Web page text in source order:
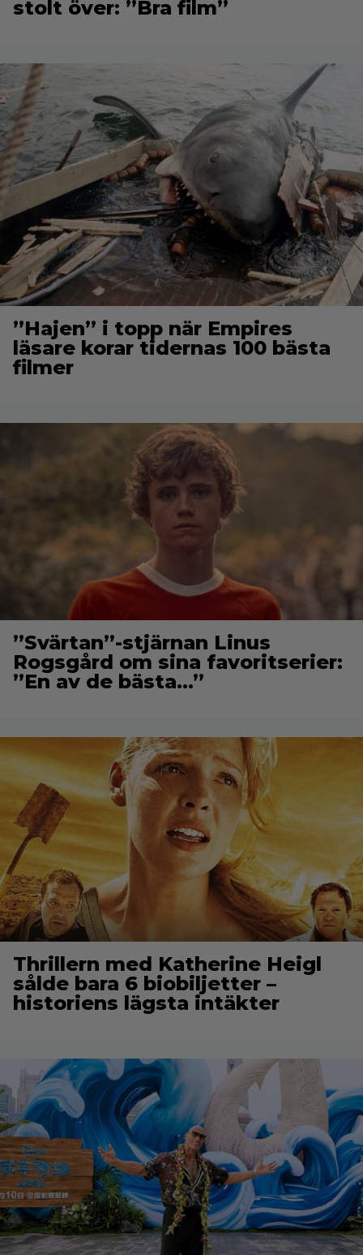
stolt över: ”Bra film”
”Hajen” i topp när Empires
läsare korar tidernas 100 bästa
filmer
”Svärtan”-stjärnan Linus
Rogsgård om sina favoritserier:
”En av de bästa…”
Thrillern med Katherine Heigl
sålde bara 6 biobiljetter –
historiens lägsta intäkter